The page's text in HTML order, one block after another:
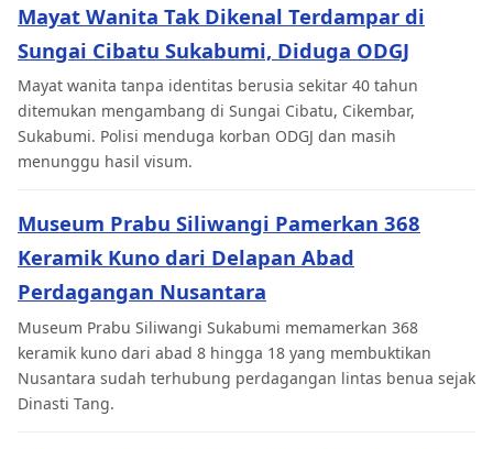
Mayat Wanita Tak Dikenal Terdampar di
Sungai Cibatu Sukabumi, Diduga ODGJ
Mayat wanita tanpa identitas berusia sekitar 40 tahun
ditemukan mengambang di Sungai Cibatu, Cikembar,
Sukabumi. Polisi menduga korban ODGJ dan masih
menunggu hasil visum.
Museum Prabu Siliwangi Pamerkan 368
Keramik Kuno dari Delapan Abad
Perdagangan Nusantara
Museum Prabu Siliwangi Sukabumi memamerkan 368
keramik kuno dari abad 8 hingga 18 yang membuktikan
Nusantara sudah terhubung perdagangan lintas benua sejak
Dinasti Tang.